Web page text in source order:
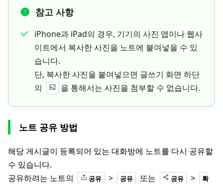
참고 사항
iPhone과 iPad의 경우, 기기의 사진 앱이나 웹사
이트에서 복사한 사진을 노트에 붙여넣을 수 있
습니다.
단, 복사한 사진을 붙여넣으면 글쓰기 화면 하단
의
을 통해서는 사진을 첨부할 수 없습니다.
노트 공유 방법
해당 게시글이 등록되어 있는 대화방에 노트를 다시 공유할
수 있습니다.
공유하려는 노트의
공유 > 공유 또는 공유 >
확